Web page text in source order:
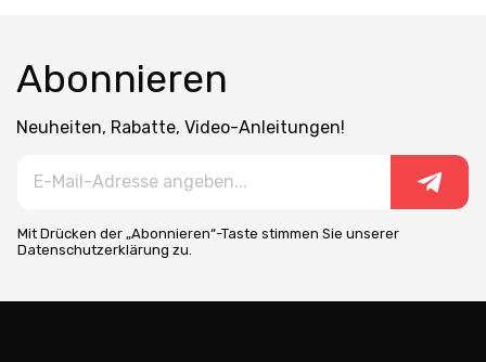
Abonnieren
Neuheiten, Rabatte, Video-Anleitungen!
Mit Drücken der „Abonnieren“-Taste stimmen Sie unserer
Datenschutzerklärung zu.